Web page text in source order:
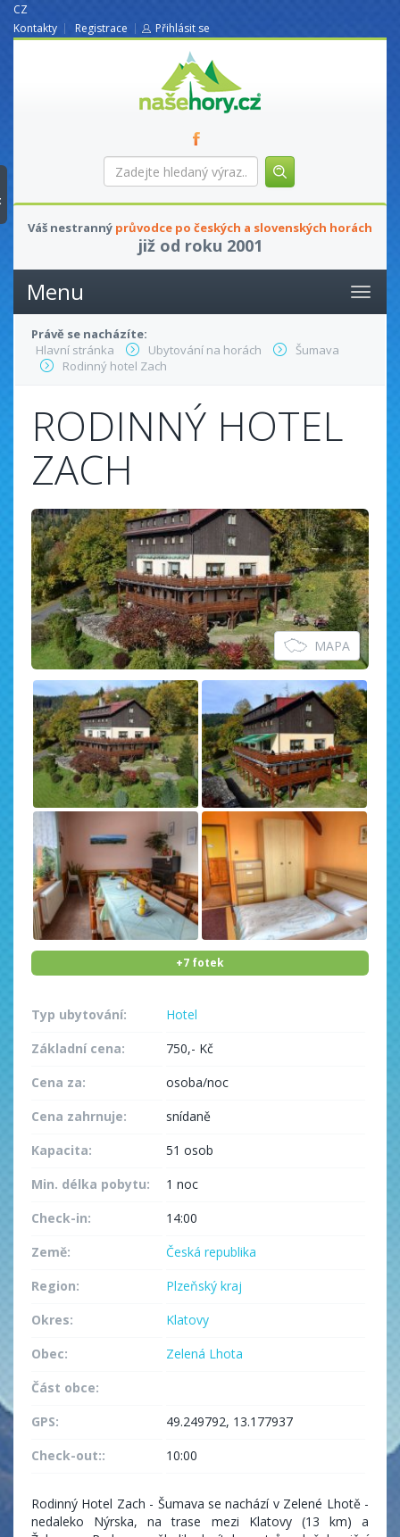
CZ
Kontakty
Registrace Přihlásit se
nasehory.cz
Zadejte
hledaný
Váš nestranný průvodce po českých a slovenských horách
již od roku 2001
Menu
Právě se nacházíte:
Hlavní stránka
Ubytování na horách
Šumava
Rodinný hotel Zach
RODINNÝ HOTEL
ZACH
MAPA
+7 fotek
Typ ubytování:
Hotel
Základní cena:
750,- Kč
Cena za:
osoba/noc
Cena zahrnuje:
snídaně
Kapacita:
51 osob
Min. délka pobytu:
1 noc
Check-in:
14:00
Země:
Česká republika
Region:
Plzeňský kraj
Okres:
Klatovy
Obec:
Zelená Lhota
Část obce:
GPS:
49.249792, 13.177937
Check-out::
10:00
Rodinný Hotel Zach - Šumava se nachází v Zelené Lhotě -
nedaleko Nýrska, na trase mezi Klatovy (13 km) a